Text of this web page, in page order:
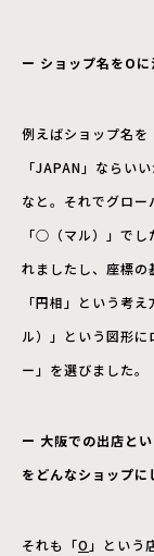
ー ショップ名をOに
例えばショップ名を
「JAPAN」ならい
なと。それでグロ
「○（マル）」で
れましたし、座標の
「円相」という考
ル）」という図形に
ー」を選びました。
ー 大阪での出店と
をどんなショップに
それも「O 」という